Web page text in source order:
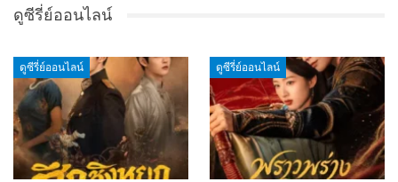
ดูซีรี่ย์ออนไลน์
ดูซีรี่ย์ออนไลน์ ดูซีรี่ย์ออนไลน์